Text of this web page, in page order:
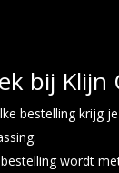
bij Klijn
bestelling krijg
bestelling wordt